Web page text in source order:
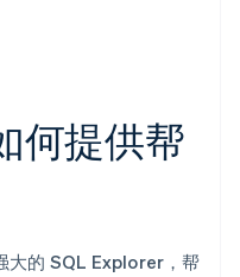
何提供帮
大的 SQL Explorer，帮